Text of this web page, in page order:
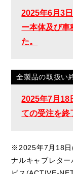
2025年6月3
ー本体及び車
た。
全製品の取扱い
2025年7月18
ての受注を終
※2025年7月18日
ナルキャブレタ